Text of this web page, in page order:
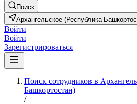
Поиск
Архангельское (Республика
Войти
Войти
Зарегистрироваться
Поиск сотрудников в
Башкортостан)
/